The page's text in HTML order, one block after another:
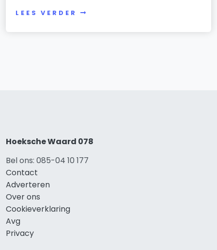
LEES VERDER
Hoeksche Waard 078
Bel ons: 085-04 10 177
Contact
Adverteren
Over ons
Cookieverklaring
Avg
Privacy